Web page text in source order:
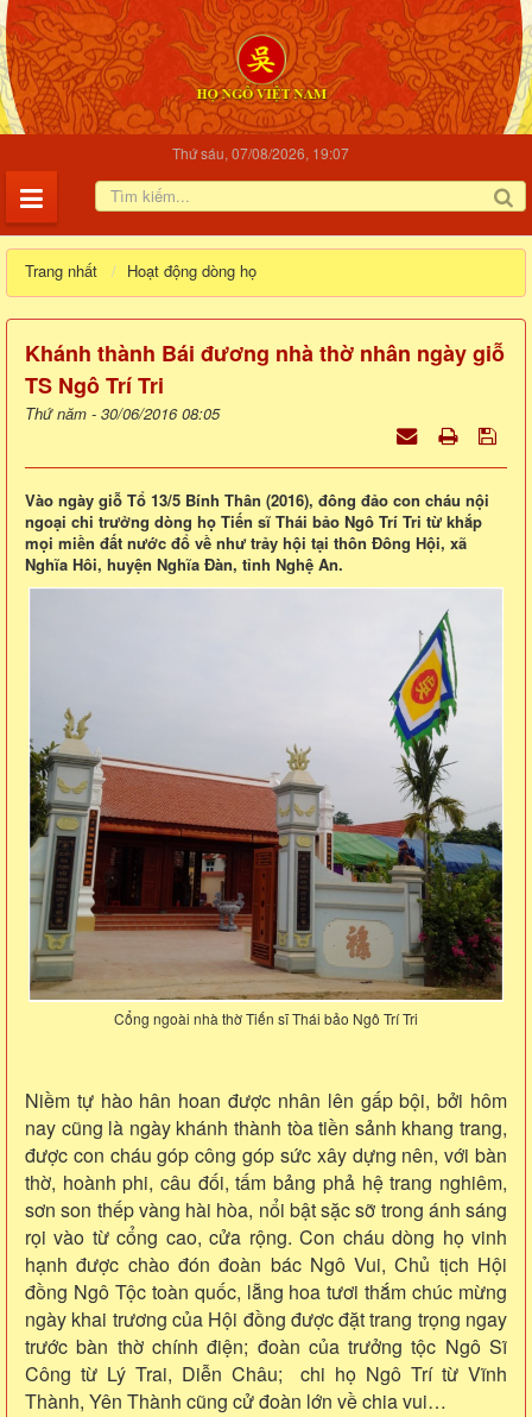
Thứ sáu, 07/08/2026, 19:07
Trang nhất Hoạt động dòng họ
Khánh thành Bái đương nhà thờ nhân ngày giỗ
TS Ngô Trí Tri
Thứ năm - 30/06/2016 08:05
Vào ngày giỗ Tổ 13/5 Bính Thân (2016), đông đảo con cháu nội
ngoại chi trưởng dòng họ Tiến sĩ Thái bảo Ngô Trí Tri từ khắp
mọi miền đất nước đổ về như trảy hội tại thôn Đông Hội, xã
Nghĩa Hôi, huyện Nghĩa Đàn, tỉnh Nghệ An.
Cổng ngoài nhà thờ Tiến sĩ Thái bảo Ngô Trí Tri
Niềm tự hào hân hoan được nhân lên gấp bội, bởi hôm
nay cũng là ngày khánh thành tòa tiền sảnh khang trang,
được con cháu góp công góp sức xây dựng nên, với bàn
thờ, hoành phi, câu đối, tấm bảng phả hệ trang nghiêm,
sơn son thếp vàng hài hòa, nổi bật sặc sỡ trong ánh sáng
rọi vào từ cổng cao, cửa rộng. Con cháu dòng họ vinh
hạnh được chào đón đoàn bác Ngô Vui, Chủ tịch Hội
đồng Ngô Tộc toàn quốc, lẵng hoa tươi thắm chúc mừng
ngày khai trương của Hội đồng được đặt trang trọng ngay
trước bàn thờ chính điện; đoàn của trưởng tộc Ngô Sĩ
Công từ Lý Trai, Diễn Châu; chi họ Ngô Trí từ Vĩnh
Thành, Yên Thành cũng cử đoàn lớn về chia vui…